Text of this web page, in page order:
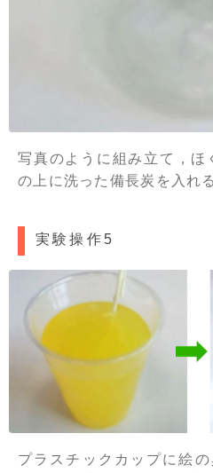
写真のように組み立て，ほ
の上に洗った備長炭を入れる
実験操作5
プラスチックカップに絵